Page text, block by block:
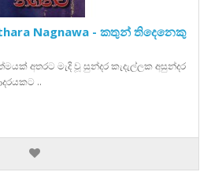
Nagnawa - කතුන් තිදෙනෙකු
අතරට මැදි වූ සුන්දර කැදැල්ලක අසුන්දර
..